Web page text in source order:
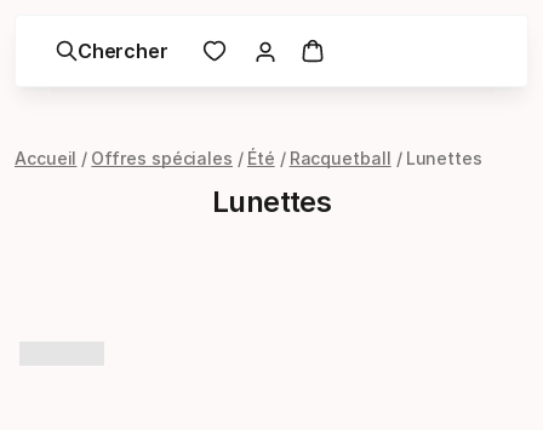
Chercher
Accueil Offres spéciales Été Racquetball Lunettes
Lunettes